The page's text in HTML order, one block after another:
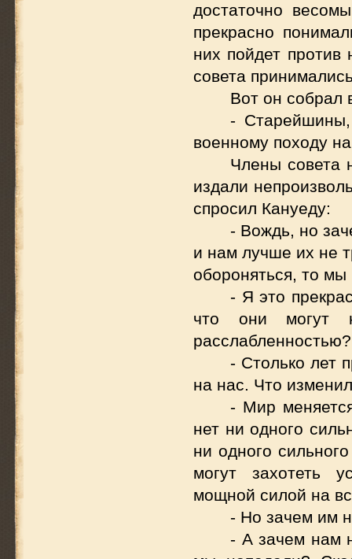
достаточно
прекрасно
них пойдет против
совета
Вот он собрал
-
военному походу
Члены совета
издали
спросил Кануеду:
- Вождь, но
и нам лучше их не
обороняться, то
- Я это
что они могут
расслабленностью?
- Столько лет
на нас. Что
- Мир
нет ни одного
ни одного
могут захотеть
мощной силой на
- Но зачем им
- А зачем нам